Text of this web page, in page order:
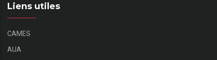
Liens utiles
CAMES
AUA